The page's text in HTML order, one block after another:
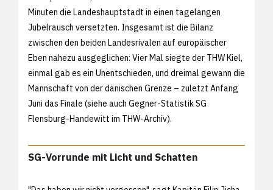
Minuten die Landeshauptstadt in einen tagelangen
Jubelrausch versetzten. Insgesamt ist die Bilanz
zwischen den beiden Landesrivalen auf europäischer
Eben nahezu ausgeglichen: Vier Mal siegte der THW Kiel,
einmal gab es ein Unentschieden, und dreimal gewann die
Mannschaft von der dänischen Grenze – zuletzt Anfang
Juni das Finale (siehe auch Gegner-Statistik SG
Flensburg-Handewitt im THW-Archiv).
SG-Vorrunde mit Licht und Schatten